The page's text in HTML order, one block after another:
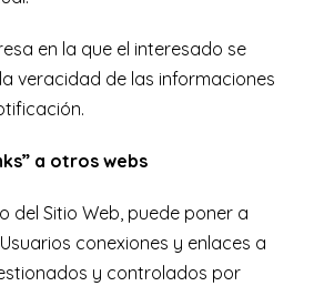
en la que el interesado se
veracidad de las informaciones
a otros webs
del Sitio Web, puede poner a
conexiones y enlaces a
y controlados por